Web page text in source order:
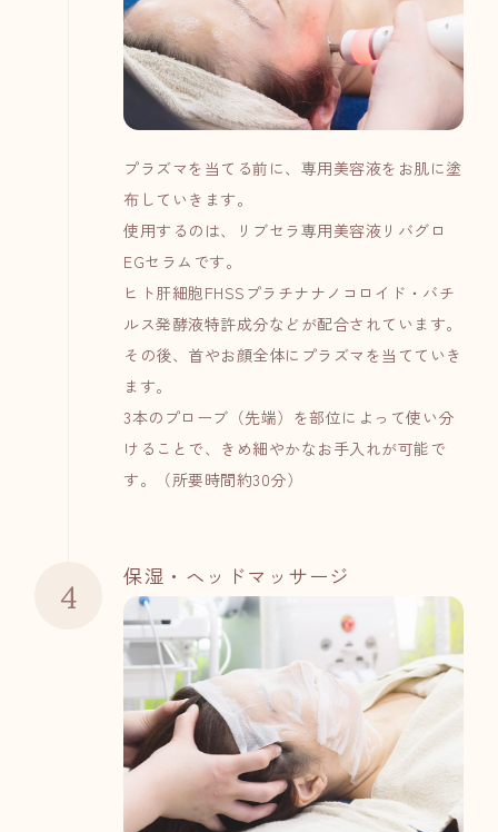
プラズマを当てる前に、専用美容液をお肌に塗
布していきます。
使用するのは、リブセラ専用美容液リバグロ
EGセラムです。
ヒト肝細胞FHSSプラチナナノコロイド・バチ
ルス発酵液特許成分などが配合されています。
その後、首やお顔全体にプラズマを当てていき
ます。
3本のプローブ（先端）を部位によって使い分
けることで、きめ細やかなお手入れが可能で
す。（所要時間約30分）
保湿・ヘッドマッサージ